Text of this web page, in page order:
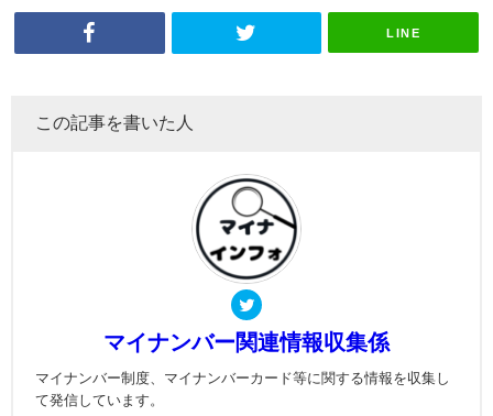
LINE
この記事を書いた人
マイナンバー関連情報収集係
マイナンバー制度、マイナンバーカード等に関する情報を収集し
て発信しています。